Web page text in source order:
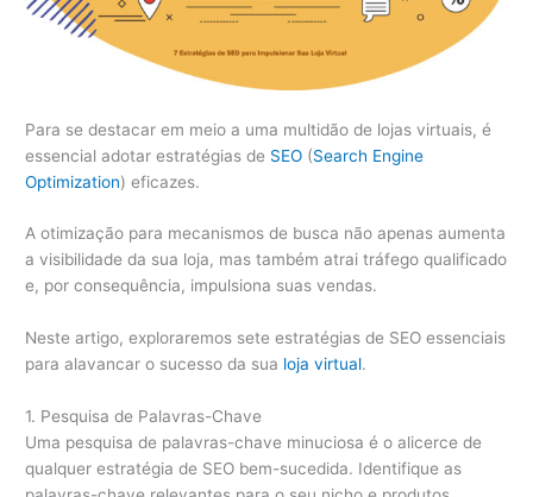
Para se destacar em meio a uma multidão de lojas virtuais, é
essencial adotar estratégias de SEO (Search Engine
Optimization) eficazes.
A otimização para mecanismos de busca não apenas aumenta
a visibilidade da sua loja, mas também atrai tráfego qualificado
e, por consequência, impulsiona suas vendas.
Neste artigo, exploraremos sete estratégias de SEO essenciais
para alavancar o sucesso da sua loja virtual.
1. Pesquisa de Palavras-Chave
Uma pesquisa de palavras-chave minuciosa é o alicerce de
qualquer estratégia de SEO bem-sucedida. Identifique as